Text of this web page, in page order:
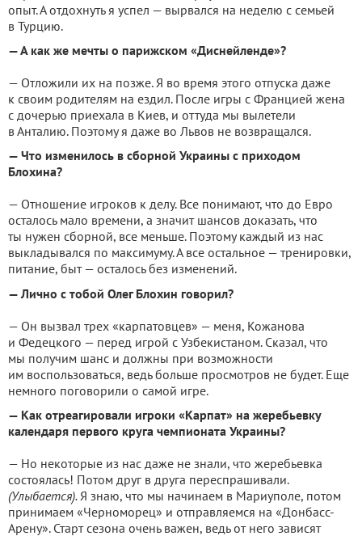
опыт. А отдохнуть я успел — вырвался на неделю с семьей
в Турцию.
— А как же мечты о парижском «Диснейленде»?
— Отложили их на позже. Я во время этого отпуска даже
к своим родителям на ездил. После игры с Францией жена
с дочерью приехала в Киев, и оттуда мы вылетели
в Анталию. Поэтому я даже во Львов не возвращался.
— Что изменилось в сборной Украины с приходом
Блохина?
— Отношение игроков к делу. Все понимают, что до Евро
осталось мало времени, а значит шансов доказать, что
ты нужен сборной, все меньше. Поэтому каждый из нас
выкладывался по максимуму. А все остальное — тренировки,
питание, быт — осталось без изменений.
— Лично с тобой Олег Блохин говорил?
— Он вызвал трех «карпатовцев» — меня, Кожанова
и Федецкого — перед игрой с Узбекистаном. Сказал, что
мы получим шанс и должны при возможности
им воспользоваться, ведь больше просмотров не будет. Еще
немного поговорили о самой игре.
— Как отреагировали игроки «Карпат» на жеребьевку
календаря первого круга чемпионата Украины?
— Но некоторые из нас даже не знали, что жеребьевка
состоялась! Потом друг в друга переспрашивали.
(Улыбается).Я знаю, что мы начинаем в Мариуполе, потом
принимаем «Черноморец» и отправляемся на «Донбасс-
Арену». Старт сезона очень важен, ведь от него зависят